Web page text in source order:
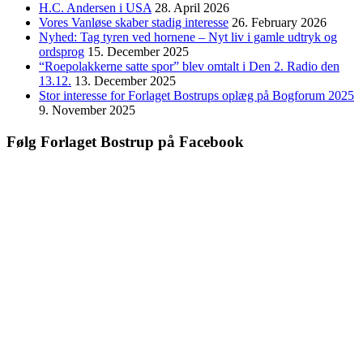
H.C. Andersen i USA 28. April 2026
Vores Vanløse skaber stadig interesse 26. February 2026
Nyhed: Tag tyren ved hornene – Nyt liv i gamle udtryk og
ordsprog 15. December 2025
“Roepolakkerne satte spor” blev omtalt i Den 2. Radio den
13.12. 13. December 2025
Stor interesse for Forlaget Bostrups oplæg på Bogforum 2025
9. November 2025
Følg Forlaget Bostrup på Facebook